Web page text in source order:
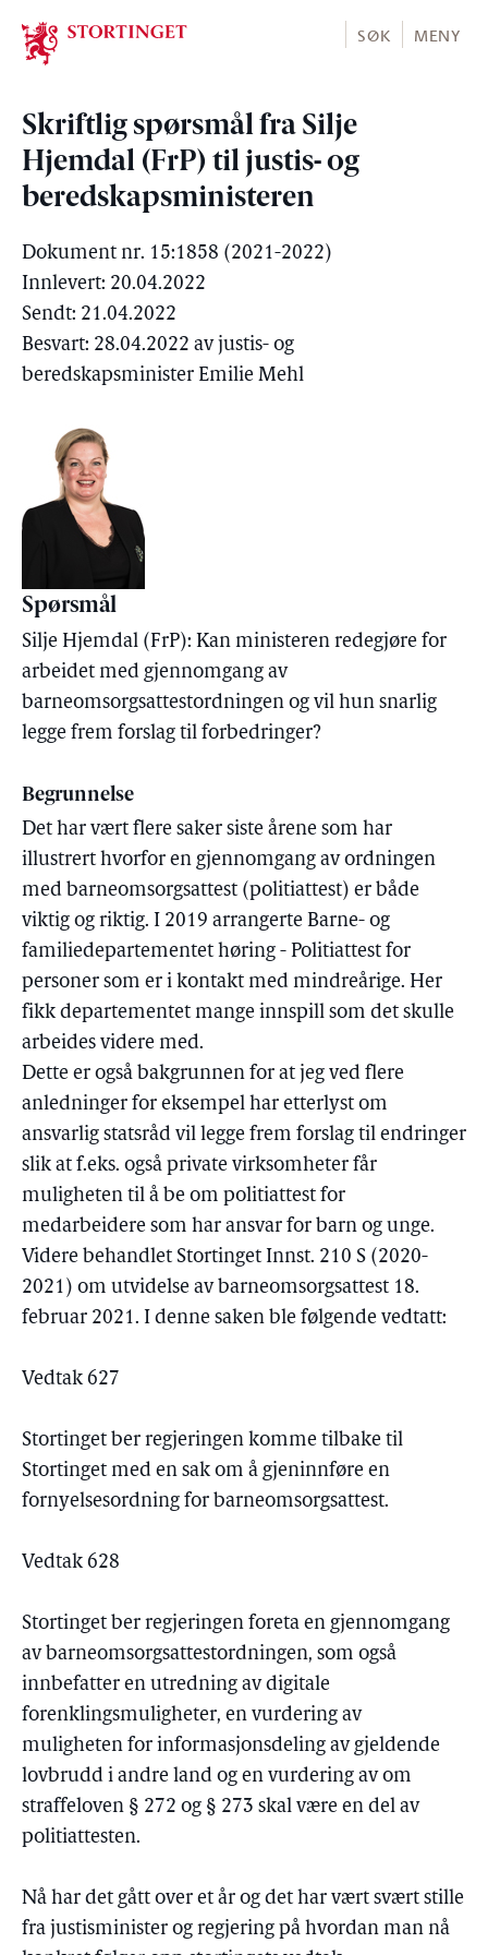
Stortinget.no
SØK MENY
Skriftlig spørsmål fra Silje
Hjemdal (FrP) til justis- og
beredskapsministeren
Dokument nr. 15:1858 (2021-2022)
Innlevert: 20.04.2022
Sendt: 21.04.2022
Besvart: 28.04.2022 av justis- og
beredskapsminister Emilie Mehl
Spørsmål
Silje Hjemdal (FrP): Kan ministeren redegjøre for
arbeidet med gjennomgang av
barneomsorgsattestordningen og vil hun snarlig
legge frem forslag til forbedringer?
Begrunnelse
Det har vært flere saker siste årene som har
illustrert hvorfor en gjennomgang av ordningen
med barneomsorgsattest (politiattest) er både
viktig og riktig. I 2019 arrangerte Barne- og
familiedepartementet høring - Politiattest for
personer som er i kontakt med mindreårige. Her
fikk departementet mange innspill som det skulle
arbeides videre med.
Dette er også bakgrunnen for at jeg ved flere
anledninger for eksempel har etterlyst om
ansvarlig statsråd vil legge frem forslag til endringer
slik at f.eks. også private virksomheter får
muligheten til å be om politiattest for
medarbeidere som har ansvar for barn og unge.
Videre behandlet Stortinget Innst. 210 S (2020-
2021) om utvidelse av barneomsorgsattest 18.
februar 2021. I denne saken ble følgende vedtatt:
Vedtak 627
Stortinget ber regjeringen komme tilbake til
Stortinget med en sak om å gjeninnføre en
fornyelsesordning for barneomsorgsattest.
Vedtak 628
Stortinget ber regjeringen foreta en gjennomgang
av barneomsorgsattestordningen, som også
innbefatter en utredning av digitale
forenklingsmuligheter, en vurdering av
muligheten for informasjonsdeling av gjeldende
lovbrudd i andre land og en vurdering av om
straffeloven § 272 og § 273 skal være en del av
politiattesten.
Nå har det gått over et år og det har vært svært stille
fra justisminister og regjering på hvordan man nå